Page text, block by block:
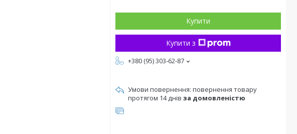
Купити
Купити з
+380 (95) 303-62-87
повернення товару
протягом 14 днів за домовленістю